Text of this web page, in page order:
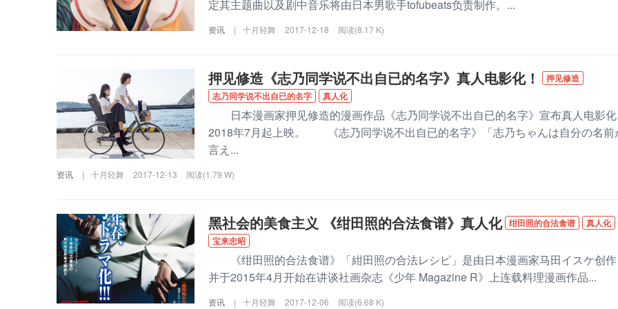
定其主题曲以及剧中音乐将由日本男歌手tofubeats负责制作。...
资讯 | 十月轻舞 2017-12-18 阅读(8.17 K)
押见修造《志乃同学说不出自已的名字》真人电影化！
押见修造
志乃同学说不出自已的名字
真人化
日本漫画家押见修造的漫画作品《志乃同学说不出自已的名字》宣布真人电影化
2018年7月起上映。 《志乃同学说不出自已的名字》「志乃ちゃんは自分の名前
言え...
资讯 | 十月轻舞 2017-12-13 阅读(1.79 W)
黑社会的美食主义 《绀田照的合法食谱》真人化 绀田照的合法食谱
真人化
宝来忠昭
《绀田照的合法食谱》「紺田照の合法レシピ」是由日本漫画家马田イスケ创作
并于2015年4月开始在讲谈社画杂志《少年 Magazine R》上连载料理漫画作品...
资讯 | 十月轻舞 2017-12-06 阅读(6.68 K)